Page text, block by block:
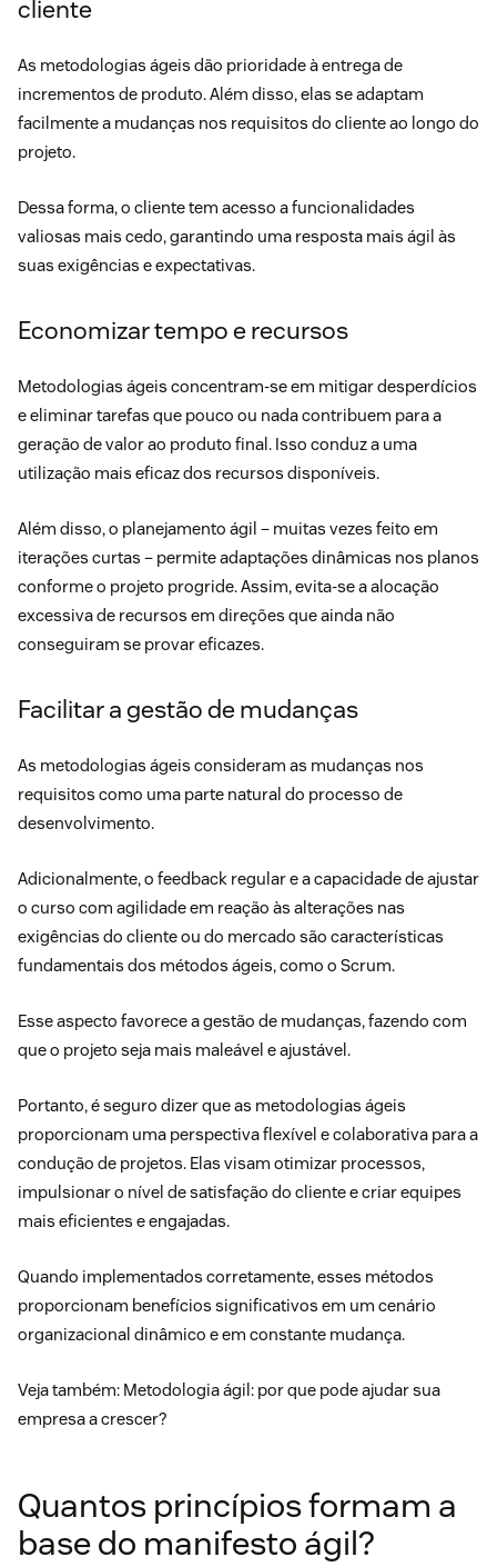
cliente
As metodologias ágeis dão prioridade à entrega de
incrementos de produto. Além disso, elas se adaptam
facilmente a mudanças nos requisitos do cliente ao longo do
projeto.
Dessa forma, o cliente tem acesso a funcionalidades
valiosas mais cedo, garantindo uma resposta mais ágil às
suas exigências e expectativas.
Economizar tempo e recursos
Metodologias ágeis concentram-se em mitigar desperdícios
e eliminar tarefas que pouco ou nada contribuem para a
geração de valor ao produto final. Isso conduz a uma
utilização mais eficaz dos recursos disponíveis.
Além disso, o planejamento ágil – muitas vezes feito em
iterações curtas – permite adaptações dinâmicas nos planos
conforme o projeto progride. Assim, evita-se a alocação
excessiva de recursos em direções que ainda não
conseguiram se provar eficazes.
Facilitar a gestão de mudanças
As metodologias ágeis consideram as mudanças nos
requisitos como uma parte natural do processo de
desenvolvimento.
Adicionalmente, o feedback regular e a capacidade de ajustar
o curso com agilidade em reação às alterações nas
exigências do cliente ou do mercado são características
fundamentais dos métodos ágeis, como o Scrum.
Esse aspecto favorece a gestão de mudanças, fazendo com
que o projeto seja mais maleável e ajustável.
Portanto, é seguro dizer que as metodologias ágeis
proporcionam uma perspectiva flexível e colaborativa para a
condução de projetos. Elas visam otimizar processos,
impulsionar o nível de satisfação do cliente e criar equipes
mais eficientes e engajadas.
Quando implementados corretamente, esses métodos
proporcionam benefícios significativos em um cenário
organizacional dinâmico e em constante mudança.
Veja também: Metodologia ágil: por que pode ajudar sua
empresa a crescer?
Quantos princípios formam a
base do manifesto ágil?